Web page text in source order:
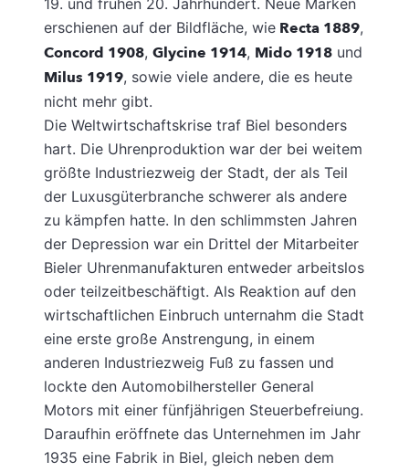
19. und frühen 20. Jahrhundert. Neue Marken
erschienen auf der Bildfläche, wie Recta 1889,
Concord 1908, Glycine 1914, Mido 1918 und
Milus 1919, sowie viele andere, die es heute
nicht mehr gibt.
Die Weltwirtschaftskrise traf Biel besonders
hart. Die Uhrenproduktion war der bei weitem
größte Industriezweig der Stadt, der als Teil
der Luxusgüterbranche schwerer als andere
zu kämpfen hatte. In den schlimmsten Jahren
der Depression war ein Drittel der Mitarbeiter
Bieler Uhrenmanufakturen entweder arbeitslos
oder teilzeitbeschäftigt. Als Reaktion auf den
wirtschaftlichen Einbruch unternahm die Stadt
eine erste große Anstrengung, in einem
anderen Industriezweig Fuß zu fassen und
lockte den Automobilhersteller General
Motors mit einer fünfjährigen Steuerbefreiung.
Daraufhin eröffnete das Unternehmen im Jahr
1935 eine Fabrik in Biel, gleich neben dem